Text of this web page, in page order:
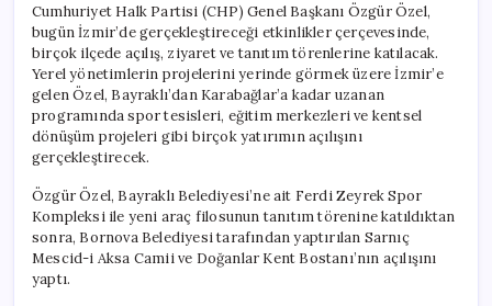
Çarpıcı
Açıklamalar:
“Başımız
Aşağıda
için
Cumhuriyet Halk Partisi (CHP) Genel Başkanı Özgür Özel,
bugün İzmir’de gerçekleştireceği etkinlikler çerçevesinde,
birçok ilçede açılış, ziyaret ve tanıtım törenlerine katılacak.
Yerel yönetimlerin projelerini yerinde görmek üzere İzmir’e
gelen Özel, Bayraklı’dan Karabağlar’a kadar uzanan
programında spor tesisleri, eğitim merkezleri ve kentsel
dönüşüm projeleri gibi birçok yatırımın açılışını
gerçekleştirecek.
Özgür Özel, Bayraklı Belediyesi’ne ait Ferdi Zeyrek Spor
Kompleksi ile yeni araç filosunun tanıtım törenine katıldıktan
sonra, Bornova Belediyesi tarafından yaptırılan Sarnıç
Mescid-i Aksa Camii ve Doğanlar Kent Bostanı’nın açılışını
yaptı.